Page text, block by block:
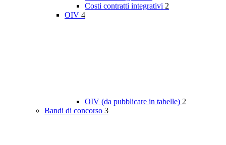
Costi contratti integrativi 2
OIV 4
OIV (da pubblicare in tabelle) 2
Bandi di concorso 3